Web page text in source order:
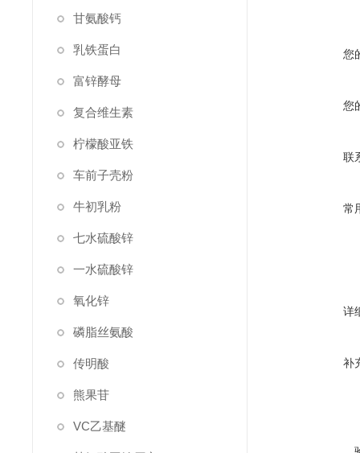
甘氨酸钙
乳铁蛋白
富锌酵母
复合维生素
柠檬酸亚铁
车前子壳粉
牛初乳粉
七水硫酸锌
一水硫酸锌
氧化锌
磷脂丝氨酸
传明酸
熊果苷
VC乙基醚
您
您
联
常
详
补